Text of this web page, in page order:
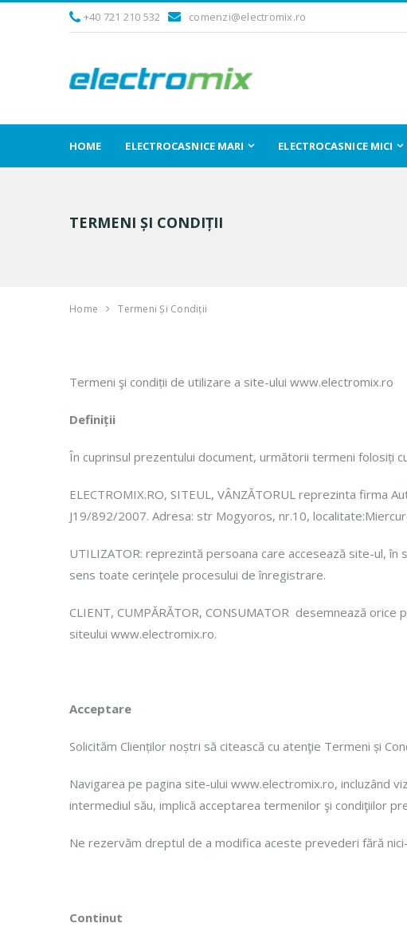
+40 721 210 532 comenzi@electromix.ro
HOME ELECTROCASNICE MARI ELECTROCASNICE MICI
TERMENI ȘI CONDIȚII
Home Termeni Și Condiții
Termeni şi condiții de utilizare a site-ului www.electromix.ro
Definiții
În cuprinsul prezentului document, următorii termeni folosiți
ELECTROMIX.RO, SITEUL, VÂNZĂTORUL reprezinta firma
J19/892/2007. Adresa: str Mogyoros, nr.10,
UTILIZATOR: reprezintă persoana care accesează site-ul,
sens toate cerinţele procesului de înregistrare.
CLIENT, CUMPĂRĂTOR, CONSUMATOR desemnează
siteului www.electromix.ro.
Acceptare
Solicităm Clienților noștri să citească cu atenţie Termeni și
Navigarea pe pagina site-ului www.electromix.ro, incluzând
intermediul său, implică acceptarea termenilor şi condiţiilor
Ne rezervăm dreptul de a modifica aceste prevederi fără
Continut